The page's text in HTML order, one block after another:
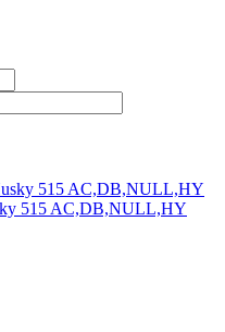
515 AC,DB,NULL,HY